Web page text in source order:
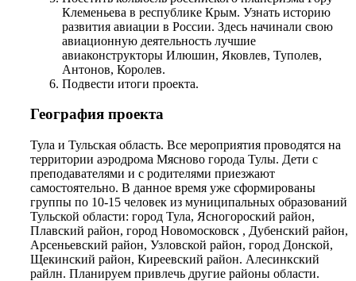
Клеменьева в республике Крым. Узнать историю
развития авиации в России. Здесь начинали свою
авиационную деятельность лучшие
авиаконструкторы Илюшин, Яковлев, Туполев,
Антонов, Королев.
Подвести итоги проекта.
География проекта
Тула и Тульская область. Все мероприятия проводятся на
территории аэродрома Мясново города Тулы. Дети с
преподавателями и с родителями приезжают
самостоятельно. В данное время уже сформированы
группы по 10-15 человек из муниципальных образований
Тульской области: город Тула, Ясногороский район,
Плавский район, город Новомосковск , Дубенский район,
Арсеньевский район, Узловской район, город Донской,
Щекинский район, Киреевский район. Алесинкский
райлн. Планируем привлечь другие районы области.